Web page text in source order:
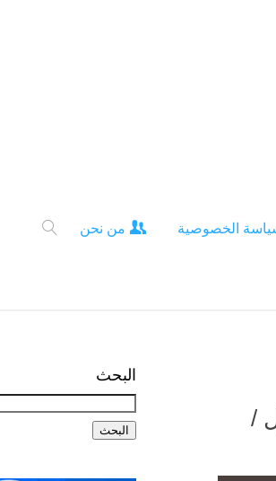
الخصوصية من نحن
/
البحث
البحث